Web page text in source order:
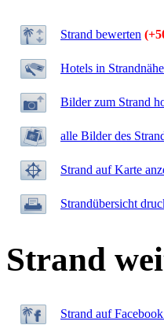
Strand bewerten
Hotels in Strandnähe
Bilder zum Strand
alle Bilder des
Strand auf Karte
Strandübersicht
Strand
Strand auf